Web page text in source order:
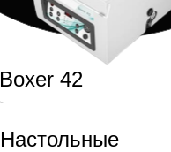
Настольные
Boxer 42